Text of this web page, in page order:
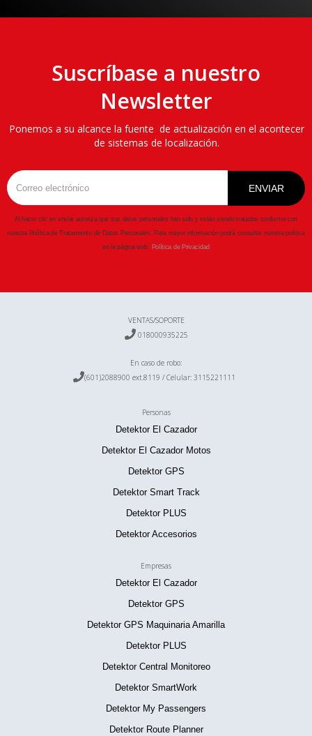
Suscríbase a nuestro
Newsletter
Ponemos a su alcance la fuente de actualización en el acontecer
de sistemas de localización.
Al hacer clic en enviar autoriza que sus datos personales han sido y están siendo tratados conforme con
nuestra Política de Tratamiento de Datos Personales. Para mayor información podrá consultar nuestra política
en la página web: Política de Privacidad
VENTAS/SOPORTE
 018000935225
En caso de robo:
(601)2088900 ext.8119 / Celular: 3115221111
Personas
Detektor El Cazador
Detektor El Cazador Motos
Detektor GPS
Detektor Smart Track
Detektor PLUS
Detektor Accesorios
Empresas
Detektor El Cazador
Detektor GPS
Detektor GPS Maquinaria Amarilla
Detektor PLUS
Detektor Central Monitoreo
Detektor SmartWork
Detektor My Passengers
Detektor Route Planner